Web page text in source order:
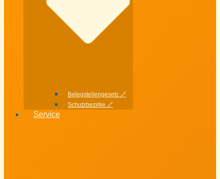
Belegstellengesetz 🔗
Schutzbezirke 🔗
Service